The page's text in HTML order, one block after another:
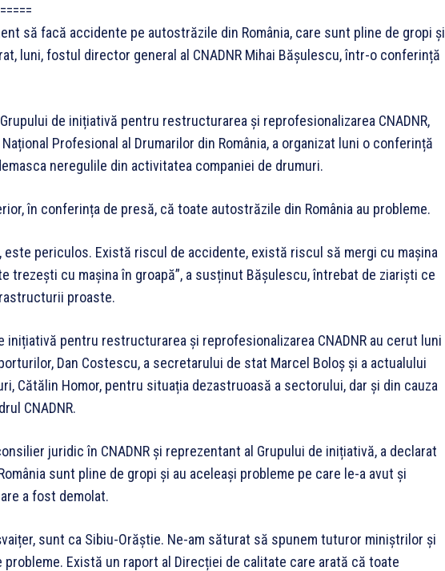
să facă accidente pe autostrăzile din România, care sunt pline de gropi și
luni, fostul director general al CNADNR Mihai Bășulescu, într-o conferință
de inițiativă pentru restructurarea și reprofesionalizarea CNADNR,
Profesional al Drumarilor din România, a organizat luni o conferință
neregulile din activitatea companiei de drumuri.
în conferința de presă, că toate autostrăzile din România au probleme.
este periculos. Există riscul de accidente, există riscul să mergi cu mașina
trezești cu mașina în groapă”, a susținut Bășulescu, întrebat de ziariști ce
proaste.
inițiativă pentru restructurarea și reprofesionalizarea CNADNR au cerut luni
Dan Costescu, a secretarului de stat Marcel Boloș și a actualului
Cătălin Homor, pentru situația dezastruoasă a sectorului, dar și din cauza
CNADNR.
juridic în CNADNR și reprezentant al Grupului de inițiativă, a declarat
sunt pline de gropi și au aceleași probleme pe care le-a avut și
a fost demolat.
sunt ca Sibiu-Orăștie. Ne-am săturat să spunem tuturor miniștrilor și
Există un raport al Direcției de calitate care arată că toate